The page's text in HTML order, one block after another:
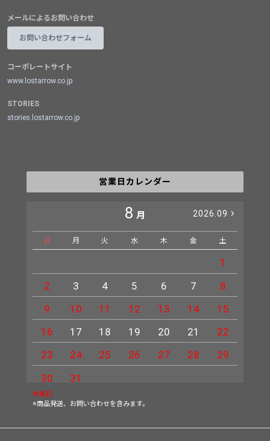
メールによるお問い合わせ
お問い合わせフォーム
コーポレートサイト
www.lostarrow.co.jp
STORIES
stories.lostarrow.co.jp
営業日カレンダー
8 月 2026.09
日 月 火 水 木 金 土
1
2
3 4 5 6 7
8
9
10 11 12 13 14
15
16
17 18 19 20 21
22
23
24 25 26 27 28
29
30
31
休業日
※商品発送、お問い合わせを含みます。